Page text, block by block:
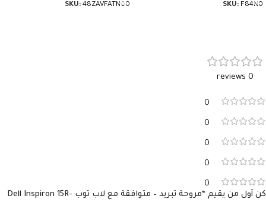
SKU: F84N0
SKU: 48ZAVFATN00
0 reviews
0
0
0
0
0
كن أول من يقيم “مروحة تبريد – متوافقة مع لاب توب Dell Inspiron 15R-